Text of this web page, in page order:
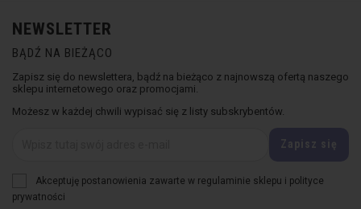
NEWSLETTER
BĄDŹ NA BIEŻĄCO
Zapisz się do newslettera, bądź na bieżąco z najnowszą ofertą naszego
sklepu internetowego oraz promocjami.
Możesz w każdej chwili wypisać się z listy subskrybentów.
Akceptuję postanowienia zawarte w regulaminie sklepu i polityce
prywatności